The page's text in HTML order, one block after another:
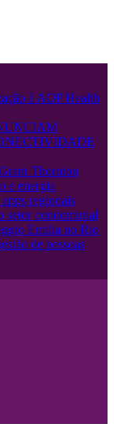
à AOP Health
Thornton
e energia
regionais
setor condominial
Emilia no Rio
de pessoas